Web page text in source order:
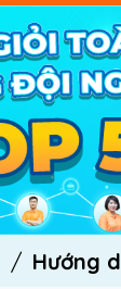
Hướng